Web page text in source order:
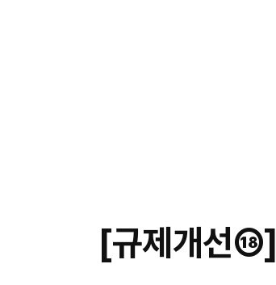
[규제개선⑱]